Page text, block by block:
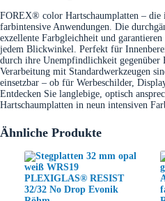
FOREX® color Hartschaumplatten – die
farbintensive Anwendungen. Die
exzellente Farbgleichheit und
jedem Blickwinkel. Perfekt für
durch ihre Unempfindlichkeit gegenüber
Verarbeitung mit Standardwerkzeugen
einsetzbar – ob für Werbeschilder,
Entdecken Sie langlebige, optisch
Hartschaumplatten in neun intensiven
Ähnliche Produkte